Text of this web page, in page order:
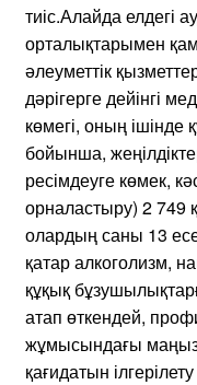
тиіс.Алайда елдегі
орталықтарымен
әлеуметтік
дәрігерге дейінгі
көмегі, оның ішінде
бойынша,
ресімдеуге көмек,
орналастыру) 2 749
олардың саны 13
қатар алкоголизм,
құқық
атап өткендей,
жұмысындағы
қағидатын